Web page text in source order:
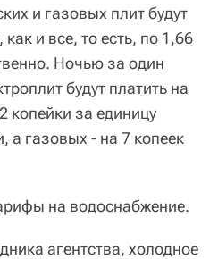
и газовых плит будут
и все, то есть, по 1,66
Ночью за один
будут платить на
копейки за единицу
а газовых - на 7 копеек
на водоснабжение.
агентства, холодное